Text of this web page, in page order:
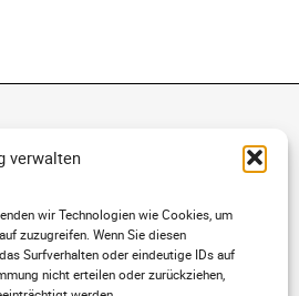
verwalten
wir Technologien wie Cookies, um
zuzugreifen. Wenn Sie diesen
Surfverhalten oder eindeutige IDs auf
nicht erteilen oder zurückziehen,
Unseren
Großraum
beraten wir Sie